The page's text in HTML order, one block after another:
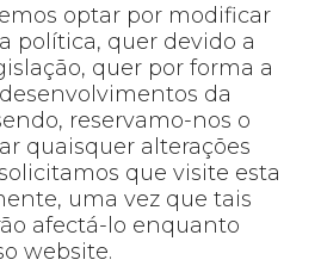
optar por modificar
política, quer devido a
quer por forma a
da
reservamo-nos o
quaisquer alterações
que visite esta
uma vez que tais
afectá-lo enquanto
website.